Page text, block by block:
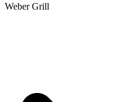
Weber Grill